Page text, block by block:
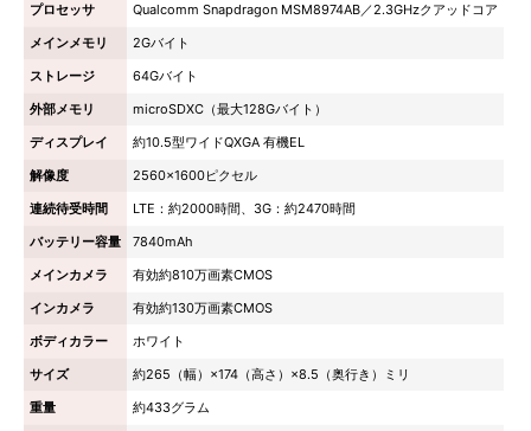
プロセッサ
Qualcomm Snapdragon MSM8974AB／2.3GHzクアッドコア
メインメモリ
2Gバイト
ストレージ
64Gバイト
外部メモリ
microSDXC（最大128Gバイト）
ディスプレイ
約10.5型ワイドQXGA 有機EL
解像度
2560×1600ピクセル
連続待受時間
LTE：約2000時間、3G：約2470時間
バッテリー容量
7840mAh
メインカメラ
有効約810万画素CMOS
インカメラ
有効約130万画素CMOS
ボディカラー
ホワイト
サイズ
約265（幅）×174（高さ）×8.5（奥行き）ミリ
重量
約433グラム